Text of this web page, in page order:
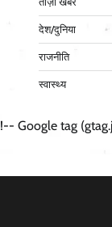
देश/दुनिया
राजनीति
स्वास्थ्य
!-- Google tag